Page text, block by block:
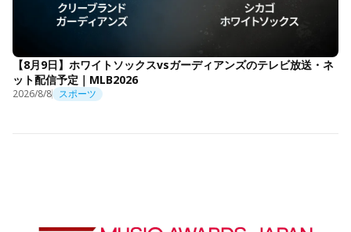
【8月9日】ホワイトソックスvsガーディアンズのテレビ放送・ネ
ット配信予定｜MLB2026
2026/8/8 スポーツ